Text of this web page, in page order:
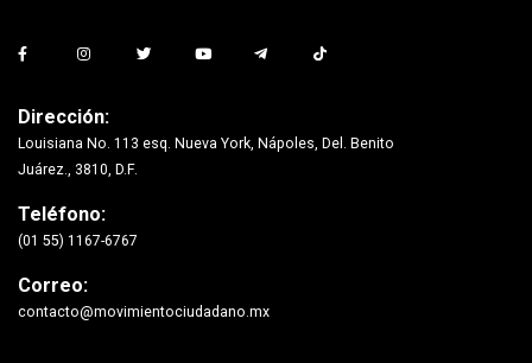
Dirección:
Louisiana No. 113 esq. Nueva York, Nápoles, Del. Benito
Juárez., 3810, D.F.
Teléfono:
(01 55) 1167-6767
Correo:
contacto@movimientociudadano.mx